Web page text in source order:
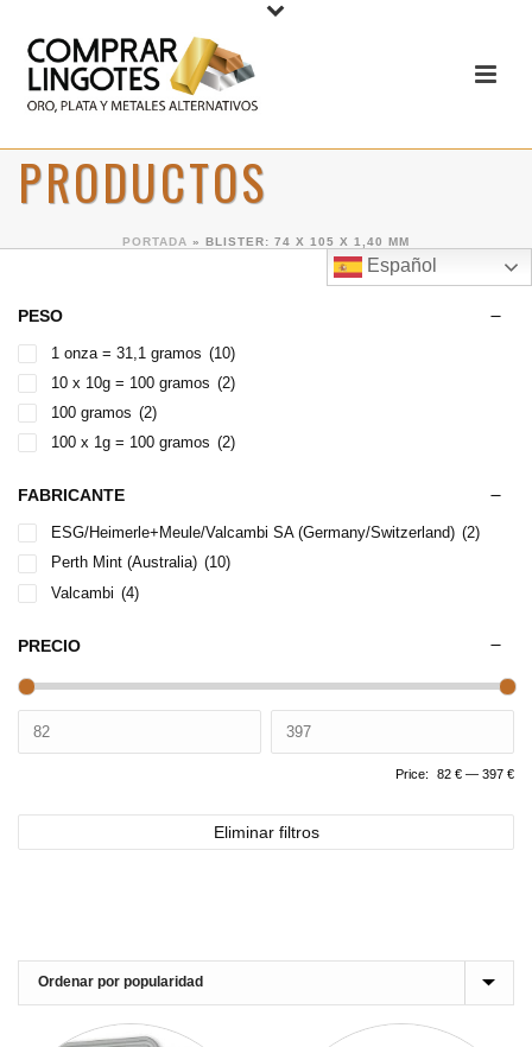
PRODUCTOS
PORTADA » BLISTER: 74 X 105 X 1,40 MM
Español
PESO
1 onza = 31,1 gramos (10)
10 x 10g = 100 gramos (2)
100 gramos (2)
100 x 1g = 100 gramos (2)
FABRICANTE
ESG/Heimerle+Meule/Valcambi SA (Germany/Switzerland) (2)
Perth Mint (Australia) (10)
Valcambi (4)
PRECIO
Price: 82 € — 397 €
Eliminar filtros